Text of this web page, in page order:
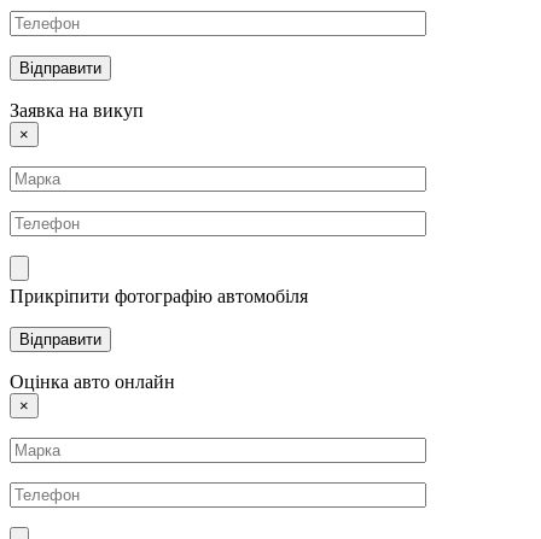
Заявка на викуп
×
Прикріпити фотографію автомобіля
Оцінка авто онлайн
×